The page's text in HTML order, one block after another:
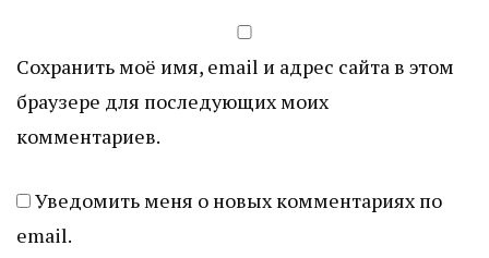
Сохранить моё имя, email и адрес сайта в этом
браузере для последующих моих
комментариев.
Уведомить меня о новых комментариях по
email.